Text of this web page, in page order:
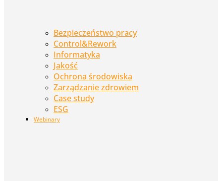
Bezpieczeństwo pracy
Control&Rework
Informatyka
Jakość
Ochrona środowiska
Zarządzanie zdrowiem
Case study
ESG
Webinary